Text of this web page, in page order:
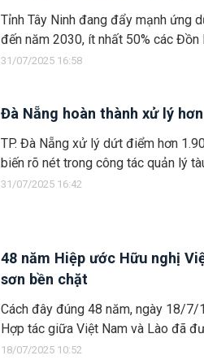
Tỉnh Tây Ninh đang đẩy mạnh ứng
đến năm 2030, ít nhất 50% các Đồn
31/07/2025 16:58
Đà Nẵng hoàn thành xử lý
TP. Đà Nẵng xử lý dứt điểm hơn
biến rõ nét trong công tác quản lý
31/07/2025 16:42
48 năm Hiệp ước Hữu nghị
sơn bền chặt
Cách đây đúng 48 năm, ngày 18/
Hợp tác giữa Việt Nam và Lào đã
18/07/2025 10:52